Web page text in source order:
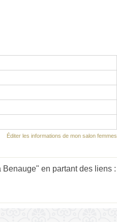
Éditer les informations de mon salon femmes
en partant des liens :